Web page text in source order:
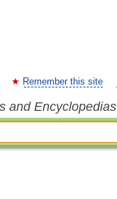
Remember this site
and Encyclopedias